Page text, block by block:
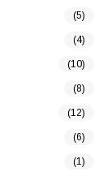
(5)
(4)
(10)
(8)
(12)
(6)
(1)